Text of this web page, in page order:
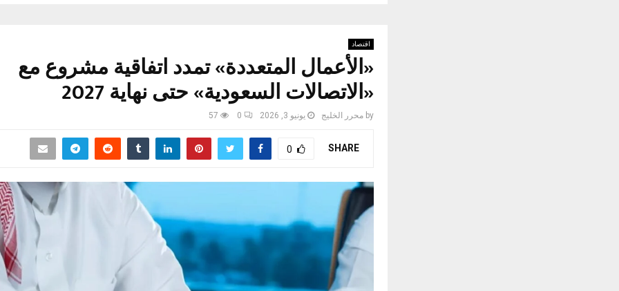
اقتصاد
«الأعمال المتعددة» تمدد اتفاقية مشروع مع
«الاتصالات السعودية» حتى نهاية 2027
by محرر الخليج يونيو 3, 2026 0
57
SHARE
0